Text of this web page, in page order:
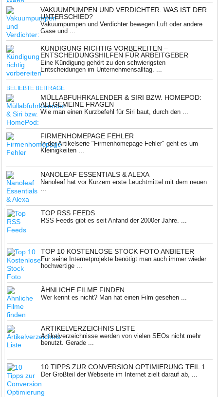
VAKUUMPUMPEN UND VERDICHTER: WAS IST DER
UNTERSCHIED?
Vakuumpumpen und Verdichter bewegen Luft oder andere
Gase und ...
KÜNDIGUNG RICHTIG VORBEREITEN –
ENTSCHEIDUNGSHILFEN FÜR ARBEITGEBER
Eine Kündigung gehört zu den schwierigsten
Entscheidungen im Unternehmensalltag. ...
BELIEBTE BEITRÄGE
MÜLLABFUHRKALENDER & SIRI BZW. HOMEPOD:
ALLGEMEINE FRAGEN
Wie man einen Kurzbefehl für Siri baut, durch den ...
FIRMENHOMEPAGE FEHLER
In der Artikelserie "Firmenhomepage Fehler" geht es um
Kleinigkeiten ...
NANOLEAF ESSENTIALS & ALEXA
Nanoleaf hat vor Kurzem erste Leuchtmittel mit dem neuen
...
TOP RSS FEEDS
RSS Feeds gibt es seit Anfand der 2000er Jahre. ...
TOP 10 KOSTENLOSE STOCK FOTO ANBIETER
Für seine Internetprojekte benötigt man auch immer wieder
hochwertige ...
ÄHNLICHE FILME FINDEN
Wer kennt es nicht? Man hat einen Film gesehen ...
ARTIKELVERZEICHNIS LISTE
Artikelverzeichnisse werden von vielen SEOs nicht mehr
benutzt. Gerade ...
10 TIPPS ZUR CONVERSION OPTIMIERUNG TEIL 1
Der Großteil der Webseite im Internet zielt darauf ab, ...